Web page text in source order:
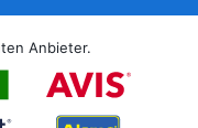
Anbieter.